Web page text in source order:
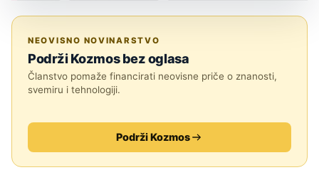
NEOVISNO NOVINARSTVO
Podrži Kozmos bez oglasa
Članstvo pomaže financirati neovisne priče o znanosti,
svemiru i tehnologiji.
Podrži Kozmos